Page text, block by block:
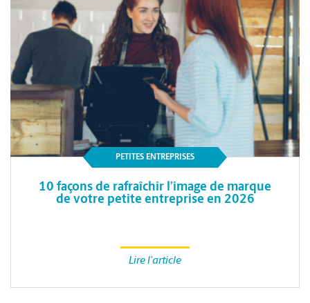
PETITES ENTREPRISES
10 façons de rafraîchir l’image de marque
de votre petite entreprise en 2026
Lire l'article